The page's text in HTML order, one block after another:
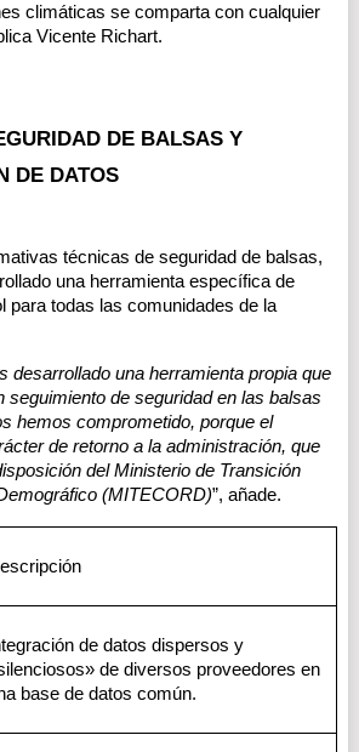
climáticas se comparta con cualquier
Vicente Richart.
DE BALSAS Y
DE DATOS
técnicas de seguridad de balsas,
una herramienta específica de
para todas las comunidades de la
desarrollado una herramienta propia que
seguimiento de seguridad en las balsas
hemos comprometido, porque el
de retorno a la administración, que
del Ministerio de Transición
(MITECORD)”, añade.
de datos dispersos y
de diversos proveedores en
base de datos común.